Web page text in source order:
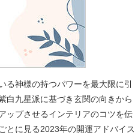
る神様の持つパワーを最大限に引
九星派に基づき玄関の向きから
ップさせるインテリアのコツを伝
とに見る2023年の開運アドバイス